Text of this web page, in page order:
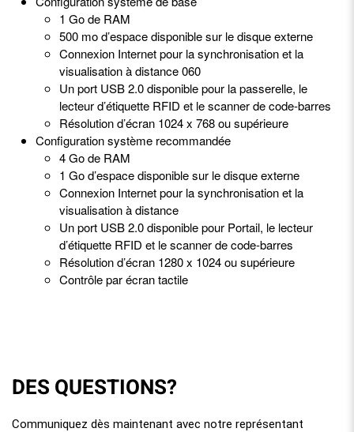
DES QUESTIONS?
Communiquez dès maintenant avec notre représentant
1 Go de RAM
500 mo d’espace disponible sur le disque externe
Connexion Internet pour la synchronisation et la
visualisation à distance 060
Un port USB 2.0 disponible pour la passerelle, le
lecteur d’étiquette RFID et le scanner de code-barres
Résolution d’écran 1024 x 768 ou supérieure
Configuration système recommandée
4 Go de RAM
1 Go d’espace disponible sur le disque externe
Connexion Internet pour la synchronisation et la
visualisation à distance
Un port USB 2.0 disponible pour Portail, le lecteur
d’étiquette RFID et le scanner de code-barres
Résolution d’écran 1280 x 1024 ou supérieure
Contrôle par écran tactile